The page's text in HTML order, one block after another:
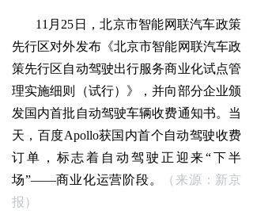
11月25日，北京市智能网联汽车政策
先行区对外发布《北京市智能网联汽车政
策先行区自动驾驶出行服务商业化试点管
理实施细则（试行）》，并向部分企业颁
发国内首批自动驾驶车辆收费通知书。当
天，百度Apollo获国内首个自动驾驶收费
订单，标志着自动驾驶正迎来“下半
场”——商业化运营阶段。
（来源：新京
报）